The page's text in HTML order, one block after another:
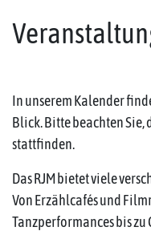
In unserem Kalender
Blick. Bitte beachten
stattfinden.
Das RJM bietet viele
Von Erzählcafés und
Tanzperformances bis